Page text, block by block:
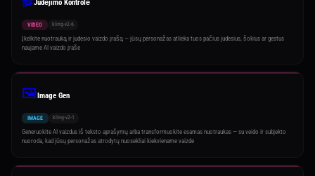
Judėjimo Kontrolė
VIDEO kling-v2-6
Įkelkite nuotrauką ir judesio vaizdo įrašą — jūsų personažas atlieka tuos pačius judesius, šokius ar gestus
naujame AI vaizdo įraše
🖼️Image Gen
IMAGE kling-v2-1
Generuokite AI vaizdus iš teksto aprašymų arba transformuokite esamas nuotraukas — su veido ir subjekto
nuoroda, kad jūsų personažas atrodytų nuosekliai kiekviename vaizde